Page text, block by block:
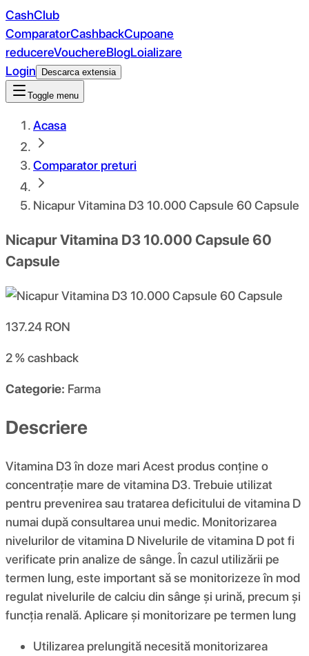
CashClub
ComparatorCashbackCupoane
reducereVouchereBlogLoializare
Login
Descarca extensia
Toggle menu
Acasa
Comparator preturi
Nicapur Vitamina D3 10.000 Capsule 60 Capsule
Nicapur Vitamina D3 10.000 Capsule 60
Capsule
137.24 RON
2 %cashback
Categorie: Farma
Descriere
Vitamina D3 în doze mari Acest produs conține o
concentrație mare de vitamina D3. Trebuie utilizat
pentru prevenirea sau tratarea deficitului de vitamina D
numai după consultarea unui medic. Monitorizarea
nivelurilor de vitamina D Nivelurile de vitamina D pot fi
verificate prin analize de sânge. În cazul utilizării pe
termen lung, este important să se monitorizeze în mod
regulat nivelurile de calciu din sânge și urină, precum și
funcția renală. Aplicare și monitorizare pe termen lung
Utilizarea prelungită necesită monitorizarea